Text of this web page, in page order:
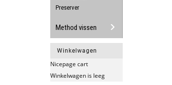
Preserver
Method vissen
Winkelwagen
Nicepage cart
Winkelwagen is leeg